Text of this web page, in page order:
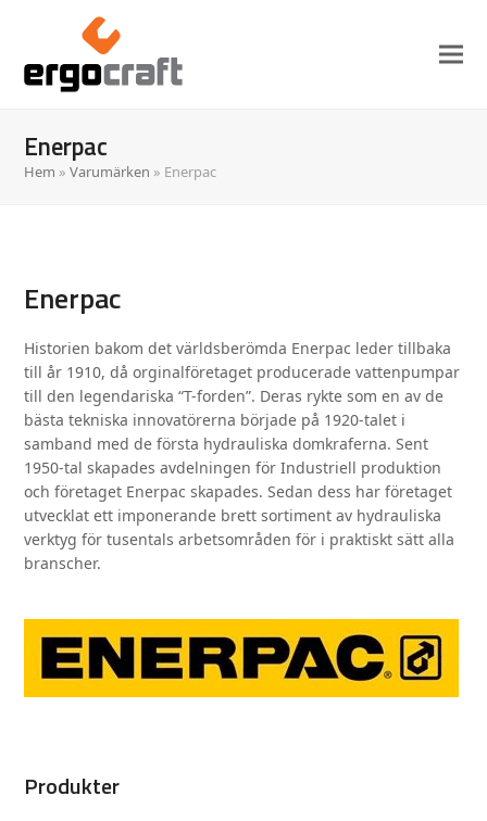
Enerpac
Hem »Varumärken » Enerpac
Enerpac
Historien bakom det världsberömda Enerpac leder tillbaka
till år 1910, då orginalföretaget producerade vattenpumpar
till den legendariska “T-forden”. Deras rykte som en av de
bästa tekniska innovatörerna började på 1920-talet i
samband med de första hydrauliska domkraferna. Sent
1950-tal skapades avdelningen för Industriell produktion
och företaget Enerpac skapades. Sedan dess har företaget
utvecklat ett imponerande brett sortiment av hydrauliska
verktyg för tusentals arbetsområden för i praktiskt sätt alla
branscher.
Produkter